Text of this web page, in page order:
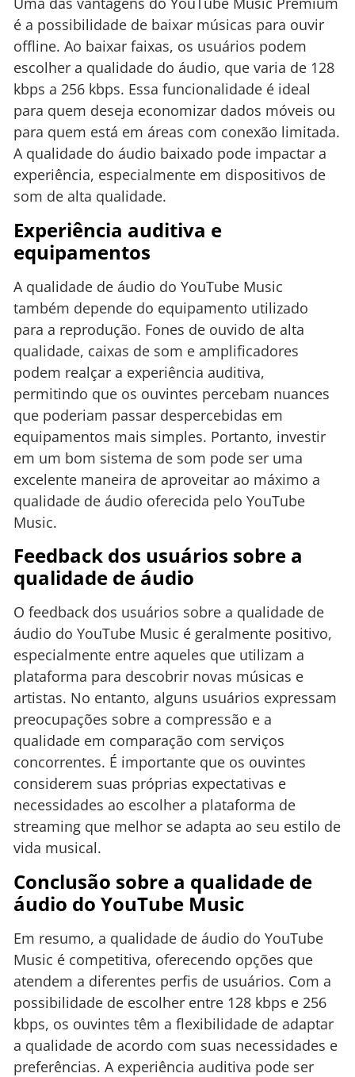
é a possibilidade de baixar músicas para ouvir
offline. Ao baixar faixas, os usuários podem
escolher a qualidade do áudio, que varia de 128
kbps a 256 kbps. Essa funcionalidade é ideal
para quem deseja economizar dados móveis ou
para quem está em áreas com conexão limitada.
A qualidade do áudio baixado pode impactar a
experiência, especialmente em dispositivos de
som de alta qualidade.
Experiência auditiva e
equipamentos
A qualidade de áudio do YouTube Music
também depende do equipamento utilizado
para a reprodução. Fones de ouvido de alta
qualidade, caixas de som e amplificadores
podem realçar a experiência auditiva,
permitindo que os ouvintes percebam nuances
que poderiam passar despercebidas em
equipamentos mais simples. Portanto, investir
em um bom sistema de som pode ser uma
excelente maneira de aproveitar ao máximo a
qualidade de áudio oferecida pelo YouTube
Music.
Feedback dos usuários sobre a
qualidade de áudio
O feedback dos usuários sobre a qualidade de
áudio do YouTube Music é geralmente positivo,
especialmente entre aqueles que utilizam a
plataforma para descobrir novas músicas e
artistas. No entanto, alguns usuários expressam
preocupações sobre a compressão e a
qualidade em comparação com serviços
concorrentes. É importante que os ouvintes
considerem suas próprias expectativas e
necessidades ao escolher a plataforma de
streaming que melhor se adapta ao seu estilo de
vida musical.
Conclusão sobre a qualidade de
áudio do YouTube Music
Em resumo, a qualidade de áudio do YouTube
Music é competitiva, oferecendo opções que
atendem a diferentes perfis de usuários. Com a
possibilidade de escolher entre 128 kbps e 256
kbps, os ouvintes têm a flexibilidade de adaptar
a qualidade de acordo com suas necessidades e
preferências. A experiência auditiva pode ser